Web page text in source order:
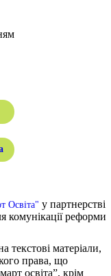
Освіта" у партнерстві
комунікації реформи
текстові матеріали,
права, що
освіта”, крім